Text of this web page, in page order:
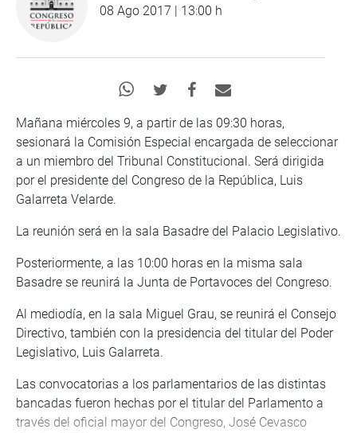
08 Ago 2017 | 13:00 h
Mañana miércoles 9, a partir de las 09:30 horas,
sesionará la Comisión Especial encargada de seleccionar
a un miembro del Tribunal Constitucional. Será dirigida
por el presidente del Congreso de la República, Luis
Galarreta Velarde.
La reunión será en la sala Basadre del Palacio Legislativo.
Posteriormente, a las 10:00 horas en la misma sala
Basadre se reunirá la Junta de Portavoces del Congreso.
Al mediodía, en la sala Miguel Grau, se reunirá el Consejo
Directivo, también con la presidencia del titular del Poder
Legislativo, Luis Galarreta.
Las convocatorias a los parlamentarios de las distintas
bancadas fueron hechas por el titular del Parlamento a
través del oficial mayor del Congreso, José Cevasco